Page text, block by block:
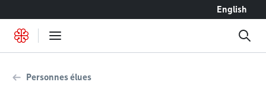
English
Personnes élues